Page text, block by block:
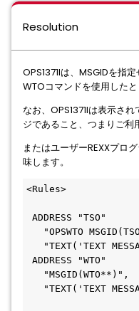
Resolution
OPS1371Iは、MSGIDを指
WTOコマンドを使用した
なお、OPS1371Iは表示さ
ジであること、つまりご
またはユーザーREXXプロ
味します。
<Rules>
"OPSWTO
"TEXT('TEXT
"TEXT('TEXT